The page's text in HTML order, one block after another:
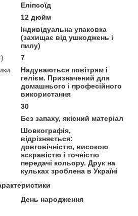
Еліпсоїд
12 дюйм
Індивідуальна упаковка
(захищає від ушкоджень і
пилу)
7
Надуваються повітрям і
гелієм. Призначений для
домашнього і професійного
використання
30
Без запаху, якісний матеріал
Шовкографія,
відрізняється:
довговічністю, високою
яскравістю і точністю
передачі кольору. Друк на
кульках зроблена в Україні
День народження